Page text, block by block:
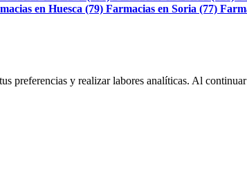
en Huesca (79) Farmacias en Soria (77)
preferencias y realizar labores analíticas. Al